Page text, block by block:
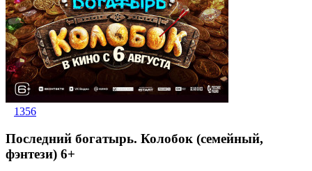
1356
Последний богатырь. Колобок (семейный,
фэнтези) 6+